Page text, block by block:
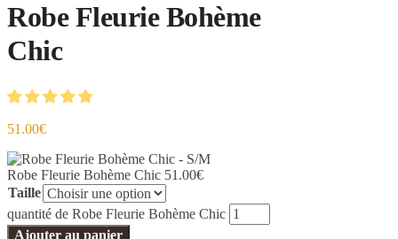
Robe Fleurie Bohème
Chic
51.00€
Robe Fleurie Bohème Chic 51.00€
Taille
quantité de Robe Fleurie Bohème Chic
Ajouter au panier